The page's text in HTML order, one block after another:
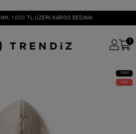
1000 TL ÜZERİ KARGO BEDAVA
0
YENI
ÜRÜN
25